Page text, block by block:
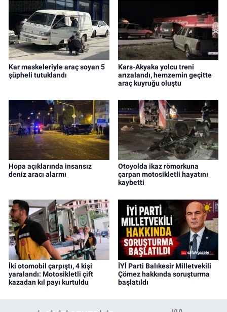
Kar maskeleriyle araç soyan 5
şüpheli tutuklandı
Kars-Akyaka yolcu treni
arızalandı, hemzemin geçitte
araç kuyruğu oluştu
Hopa açıklarında insansız
deniz aracı alarmı
Otoyolda ikaz römorkuna
çarpan motosikletli hayatını
kaybetti
İki otomobil çarpıştı, 4 kişi
yaralandı: Motosikletli çift
kazadan kıl payı kurtuldu
İYİ Parti Balıkesir Milletvekili
Çömez hakkında soruşturma
başlatıldı